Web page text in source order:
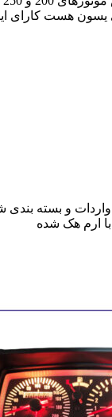
یسون هست کارای
با ارم هک شده